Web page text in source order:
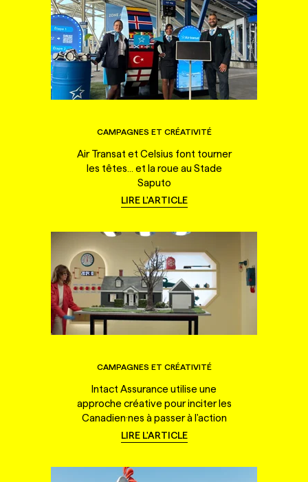
CAMPAGNES ET CRÉATIVITÉ
Air Transat et Celsius font tourner
les têtes... et la roue au Stade
Saputo
LIRE L'ARTICLE
CAMPAGNES ET CRÉATIVITÉ
Intact Assurance utilise une
approche créative pour inciter les
Canadien·nes à passer à l'action
LIRE L'ARTICLE